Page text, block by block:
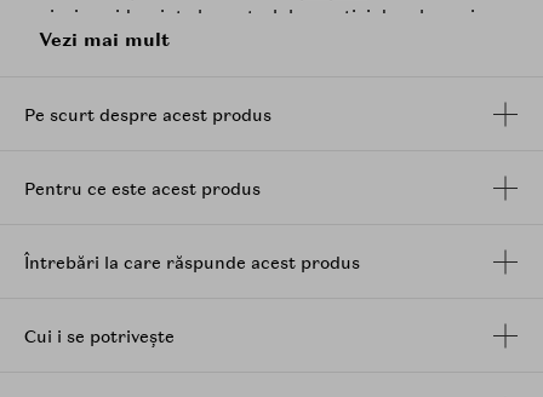
niacinamida
, ajuta la controlul secretiei de sebum si
mentine pielea hidratata.
Textura sa densa este asemanatoare cu cea a mierii,
lipicioasa.
pentru a facilita absorbtia. Asigurati-va ca aplicati
Vezi mai mult
Pe scurt despre acest produs
Pentru ce este acest produs
Întrebări la care răspunde acest produs
Cui i se potrivește